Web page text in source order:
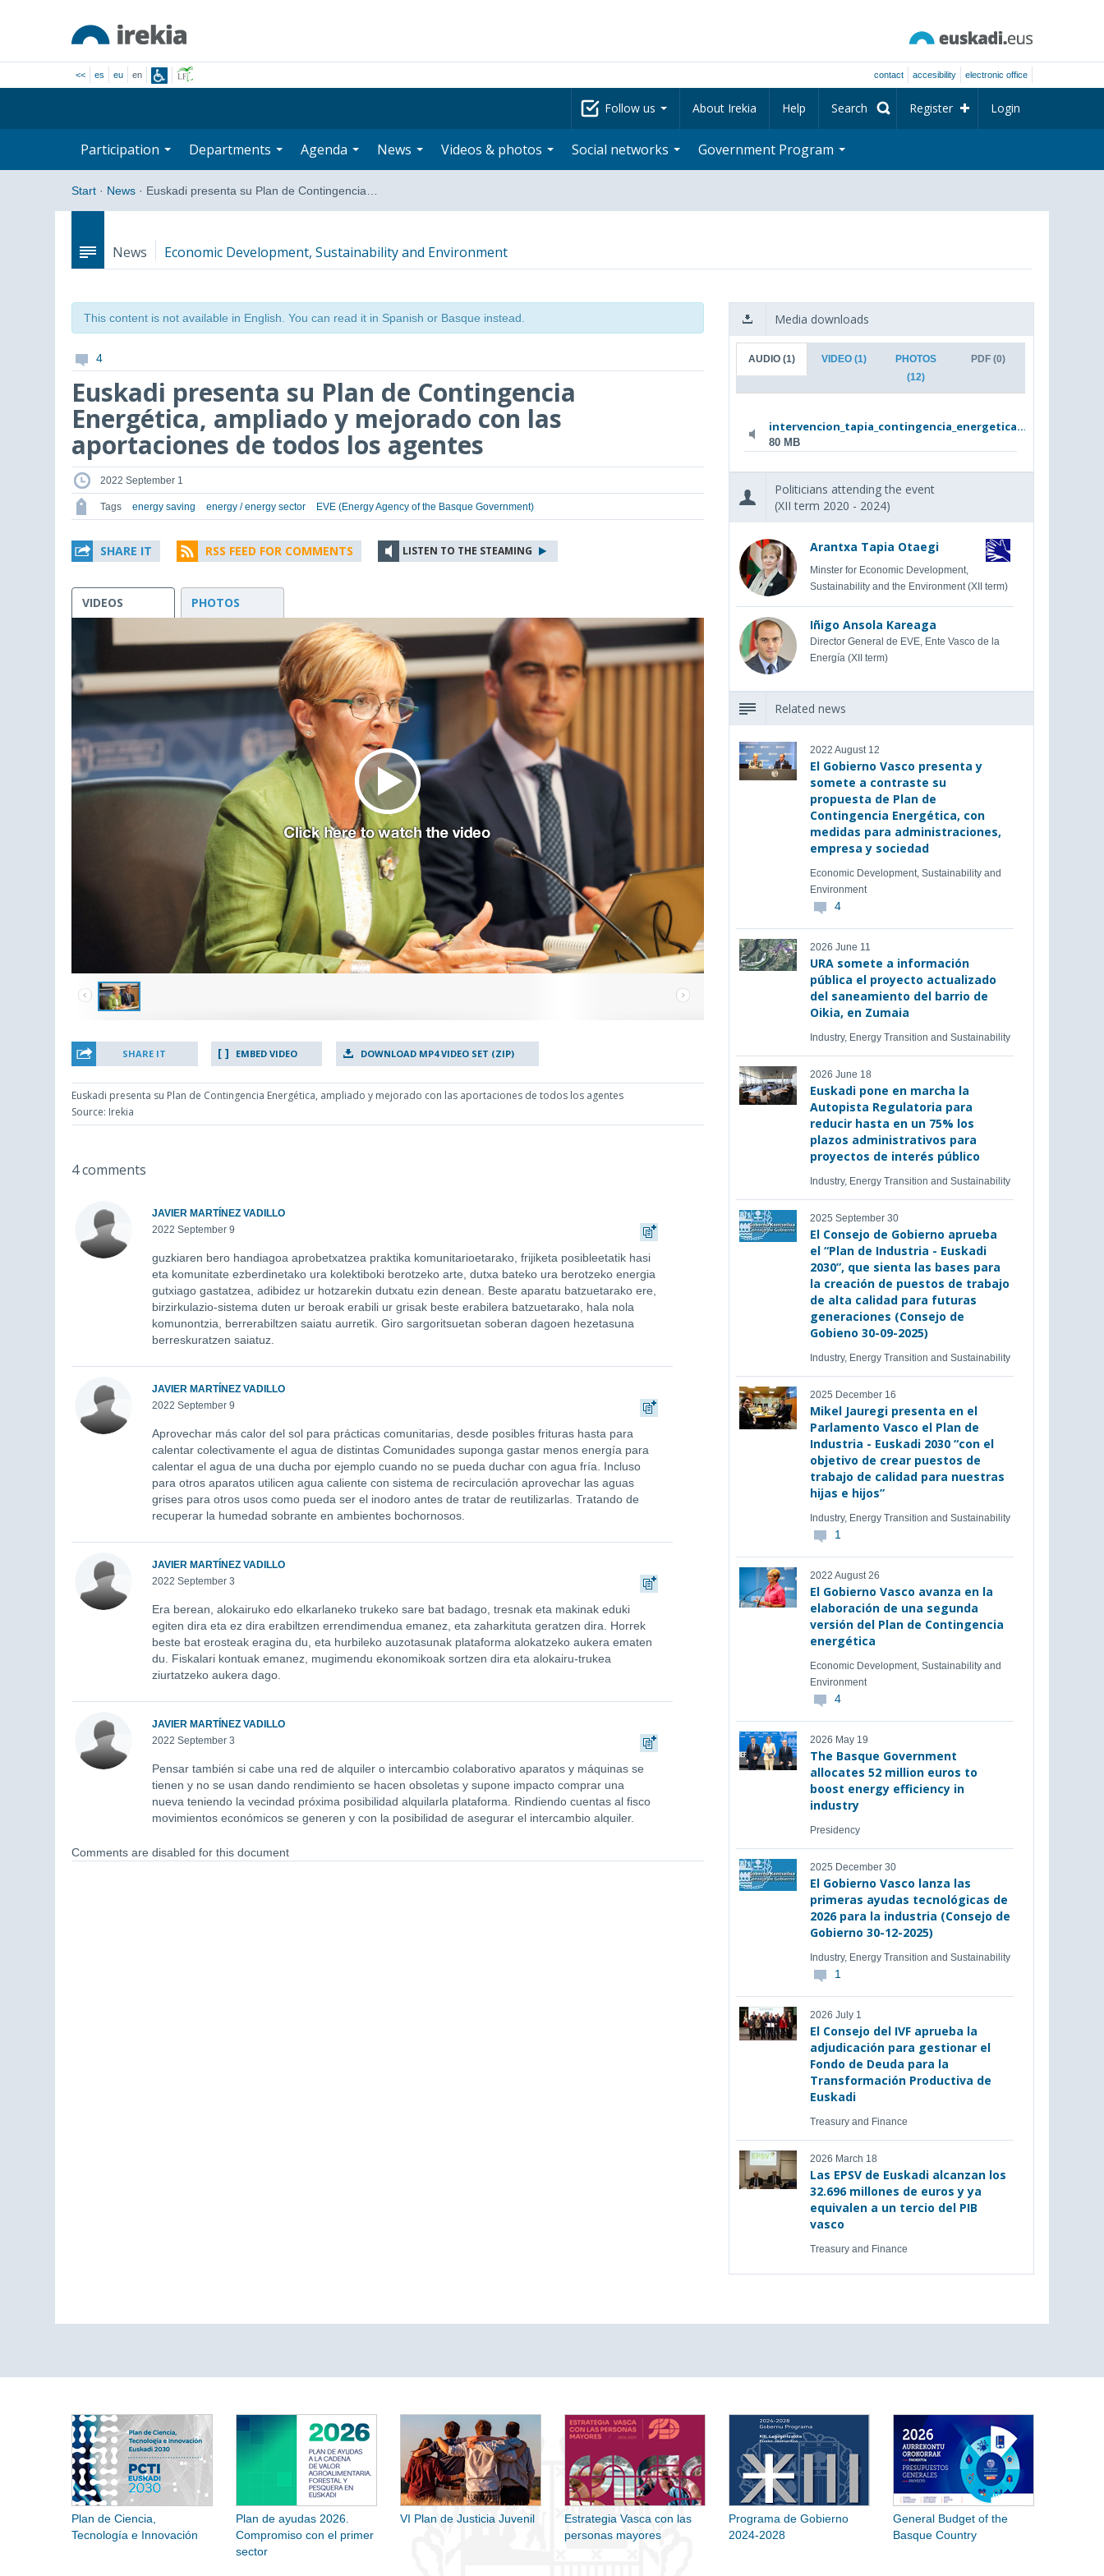
<< es eu en contact accesibility electronic office
Follow us About Irekia Help Search Register Login
Participation Departments Agenda News Videos & photos Social networks Government Program
Start · News · Euskadi presenta su Plan de Contingencia…
News Economic Development, Sustainability and Environment
This content is not available in English. You can read it in Spanish or Basque instead.
4
Euskadi presenta su Plan de Contingencia
Energética, ampliado y mejorado con las
aportaciones de todos los agentes
2022 September 1
Tags energy saving energy / energy sector EVE (Energy Agency of the Basque Government)
SHARE IT RSS FEED FOR COMMENTS LISTEN TO THE STEAMING
VIDEOS PHOTOS
SHARE IT EMBED VIDEO DOWNLOAD MP4 VIDEO SET (ZIP)
Euskadi presenta su Plan de Contingencia Energética, ampliado y mejorado con las aportaciones de todos los agentes
Source: Irekia
4 comments
JAVIER MARTÍNEZ VADILLO
2022 September 9
guzkiaren bero handiagoa aprobetxatzea praktika komunitarioetarako, frijiketa posibleetatik hasi
eta komunitate ezberdinetako ura kolektiboki berotzeko arte, dutxa bateko ura berotzeko energia
gutxiago gastatzea, adibidez ur hotzarekin dutxatu ezin denean. Beste aparatu batzuetarako ere,
birzirkulazio-sistema duten ur beroak erabili ur grisak beste erabilera batzuetarako, hala nola
komunontzia, berrerabiltzen saiatu aurretik. Giro sargoritsuetan soberan dagoen hezetasuna
berreskuratzen saiatuz.
JAVIER MARTÍNEZ VADILLO
2022 September 9
Aprovechar más calor del sol para prácticas comunitarias, desde posibles frituras hasta para
calentar colectivamente el agua de distintas Comunidades suponga gastar menos energía para
calentar el agua de una ducha por ejemplo cuando no se pueda duchar con agua fría. Incluso
para otros aparatos utilicen agua caliente con sistema de recirculación aprovechar las aguas
grises para otros usos como pueda ser el inodoro antes de tratar de reutilizarlas. Tratando de
recuperar la humedad sobrante en ambientes bochornosos.
JAVIER MARTÍNEZ VADILLO
2022 September 3
Era berean, alokairuko edo elkarlaneko trukeko sare bat badago, tresnak eta makinak eduki
egiten dira eta ez dira erabiltzen errendimendua emanez, eta zaharkituta geratzen dira. Horrek
beste bat erosteak eragina du, eta hurbileko auzotasunak plataforma alokatzeko aukera ematen
du. Fiskalari kontuak emanez, mugimendu ekonomikoak sortzen dira eta alokairu-trukea
ziurtatzeko aukera dago.
JAVIER MARTÍNEZ VADILLO
2022 September 3
Pensar también si cabe una red de alquiler o intercambio colaborativo aparatos y máquinas se
tienen y no se usan dando rendimiento se hacen obsoletas y supone impacto comprar una
nueva teniendo la vecindad próxima posibilidad alquilarla plataforma. Rindiendo cuentas al fisco
movimientos económicos se generen y con la posibilidad de asegurar el intercambio alquiler.
Comments are disabled for this document
Media downloads
AUDIO(1) VIDEO(1)
PHOTOS
(12)
PDF (0)
intervencion_tapia_contingencia_energetica...
80 MB
Politicians attending the event
(XII term 2020 - 2024)
Arantxa Tapia Otaegi
Minster for Economic Development,
Sustainability and the Environment (XII term)
Iñigo Ansola Kareaga
Director General de EVE, Ente Vasco de la
Energía (XII term)
Related news
2022 August 12
El Gobierno Vasco presenta y
somete a contraste su
propuesta de Plan de
Contingencia Energética, con
medidas para administraciones,
empresa y sociedad
Economic Development, Sustainability and
Environment
4
2026 June 11
URA somete a información
pública el proyecto actualizado
del saneamiento del barrio de
Oikia, en Zumaia
Industry, Energy Transition and Sustainability
2026 June 18
Euskadi pone en marcha la
Autopista Regulatoria para
reducir hasta en un 75% los
plazos administrativos para
proyectos de interés público
Industry, Energy Transition and Sustainability
2025 September 30
El Consejo de Gobierno aprueba
el “Plan de Industria - Euskadi
2030”, que sienta las bases para
la creación de puestos de trabajo
de alta calidad para futuras
generaciones (Consejo de
Gobieno 30-09-2025)
Industry, Energy Transition and Sustainability
2025 December 16
Mikel Jauregi presenta en el
Parlamento Vasco el Plan de
Industria - Euskadi 2030 “con el
objetivo de crear puestos de
trabajo de calidad para nuestras
hijas e hijos”
Industry, Energy Transition and Sustainability
1
2022 August 26
El Gobierno Vasco avanza en la
elaboración de una segunda
versión del Plan de Contingencia
energética
Economic Development, Sustainability and
Environment
4
2026 May 19
The Basque Government
allocates 52 million euros to
boost energy efficiency in
industry
Presidency
2025 December 30
El Gobierno Vasco lanza las
primeras ayudas tecnológicas de
2026 para la industria (Consejo de
Gobierno 30-12-2025)
Industry, Energy Transition and Sustainability
1
2026 July 1
El Consejo del IVF aprueba la
adjudicación para gestionar el
Fondo de Deuda para la
Transformación Productiva de
Euskadi
Treasury and Finance
2026 March 18
Las EPSV de Euskadi alcanzan los
32.696 millones de euros y ya
equivalen a un tercio del PIB
vasco
Treasury and Finance
Plan de Ciencia,
Tecnología e Innovación
Plan de ayudas 2026.
Compromiso con el primer
sector
VI Plan de Justicia Juvenil
Estrategia Vasca con las
personas mayores
Programa de Gobierno
2024-2028
General Budget of the
Basque Country